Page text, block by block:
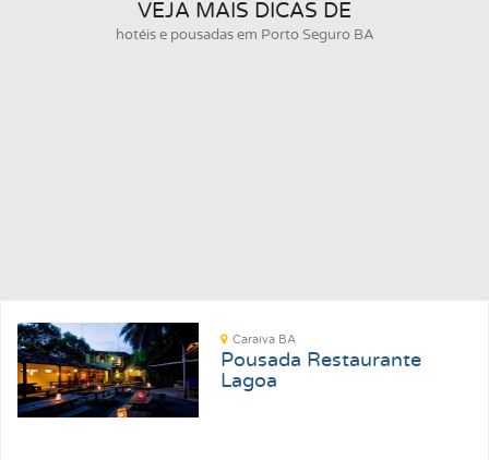
VEJA MAIS DICAS DE
hotéis e pousadas em Porto Seguro BA
Caraíva BA
Pousada Restaurante
Lagoa